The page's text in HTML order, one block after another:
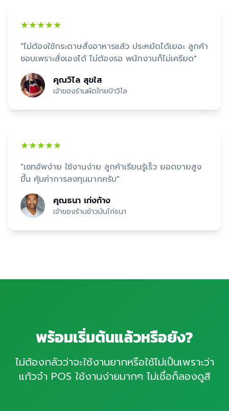
★★★★★
"ไม่ต้องใช้กระดาษสั่งอาหารแล้ว ประหยัดได้เยอะ ลูกค้า
ชอบเพราะสั่งเองได้ ไม่ต้องรอ พนักงานก็ไม่เครียด"
คุณวิไล สุขใส
เจ้าของร้านผัดไทยป้าวิไล
★★★★★
"เซทอัพง่าย ใช้งานง่าย ลูกค้าเรียนรู้เร็ว ยอดขายสูง
ขึ้น คุ้มค่าการลงทุนมากครับ"
คุณธนา เก่งก้าง
เจ้าของร้านข้าวมันไก่ธนา
พร้อมเริ่มต้นแล้วหรือยัง?
ไม่ต้องกลัวว่าจะใช้งานยากหรือใช้ไม่เป็นเพราะว่า
แก้วจ๋า POS ใช้งานง่ายมากๆ ไม่เชื่อก็ลองดูสิ